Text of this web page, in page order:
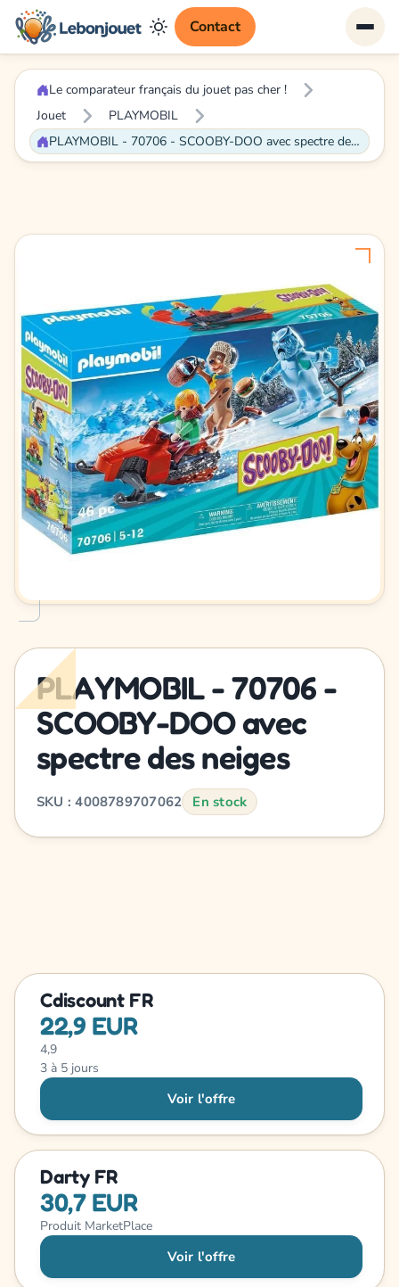
Contact
Le comparateur français du jouet pas cher !
Jouet
PLAYMOBIL
PLAYMOBIL - 70706 - SCOOBY-DOO avec spectre des neiges
PLAYMOBIL - 70706 -
SCOOBY-DOO avec
spectre des neiges
SKU : 4008789707062 En stock
Cdiscount FR
22,9 EUR
4,9
3 à 5 jours
Voir l'offre
Darty FR
30,7 EUR
Produit MarketPlace
Voir l'offre